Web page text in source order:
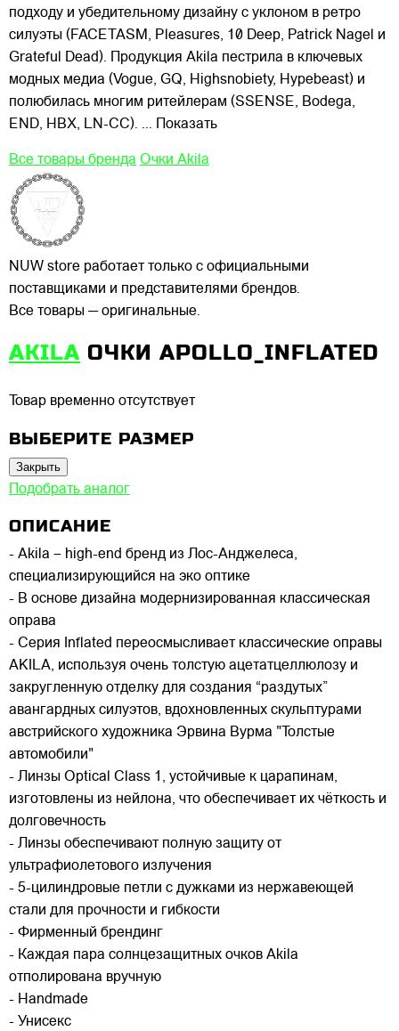
подходу и убедительному дизайну с уклоном в ретро
силуэты (FACETASM, Pleasures, 10 Deep, Patrick Nagel и
Grateful Dead). Продукция Akila пестрила в ключевых
модных медиа (Vogue, GQ, Highsnobiety, Hypebeast) и
полюбилась многим ритейлерам (SSENSE, Bodega,
END, HBX, LN-CC). ... Показать
Все товары бренда Очки Akila
NUW store работает только с официальными
поставщиками и представителями брендов.
Все товары — оригинальные.
AKILA ОЧКИ APOLLO_INFLATED
Товар временно отсутствует
ВЫБЕРИТЕ РАЗМЕР
Закрыть
Подобрать аналог
ОПИСАНИЕ
- Akila – high-end бренд из Лос-Анджелеса,
специализирующийся на эко оптике
- В основе дизайна модернизированная классическая
оправа
- Серия Inflated переосмысливает классические оправы
AKILA, используя очень толстую ацетатцеллюлозу и
закругленную отделку для создания “раздутых”
авангардных силуэтов, вдохновленных скульптурами
австрийского художника Эрвина Вурма "Толстые
автомобили"
- Линзы Optical Class 1, устойчивые к царапинам,
изготовлены из нейлона, что обеспечивает их чёткость и
долговечность
- Линзы обеспечивают полную защиту от
ультрафиолетового излучения
- 5-цилиндровые петли с дужками из нержавеющей
стали для прочности и гибкости
- Фирменный брендинг
- Каждая пара солнцезащитных очков Akila
отполирована вручную
- Handmade
- Унисекс